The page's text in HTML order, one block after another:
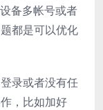
备多帐号或者
都是可以优化
录或者没有任
，比如加好